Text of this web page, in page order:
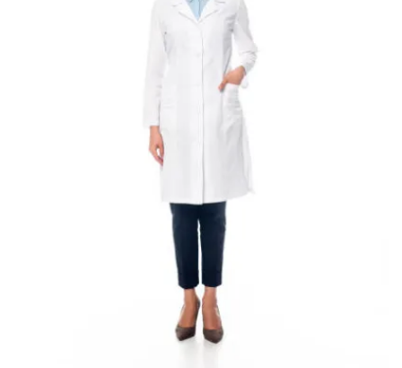
Fornecedor de jalecos para enfermagem
Fornecedor de jalecos para enfermeiras
Fornecedor de jalecos para faculdades
Fornecedor de jalecos para farmácias
Fornecedor de jalecos para fisioterapeutas
Fornecedor de jalecos para hospitais
Fornecedor de jalecos para medicina
Fornecedor de jalecos para odontologia
Fornecedor de jalecos para veterinária
Fornecedores de jaleco branco